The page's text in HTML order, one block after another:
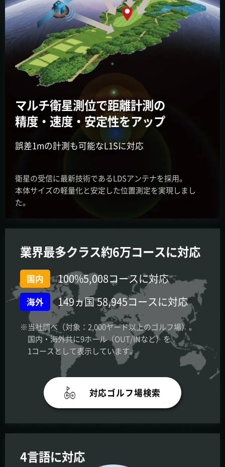
マルチ衛星測位で距離計測の
精度・速度・安定性をアップ
誤差1mの計測も可能なL1Sに対応
衛星の受信に最新技術であるLDSアンテナを採用。
本体サイズの軽量化と安定した位置測定を実現しまし
た。
業界最多クラス約6万コースに対応
国内 100%5,008コースに対応
海外 149ヵ国 58,945コースに対応
※当社調べ（対象：2,000ヤード以上のゴルフ場）。
国内・海外共に9ホール（OUT/INなど）を
1コースとして表示しています。
対応ゴルフ場検索
4言語に対応